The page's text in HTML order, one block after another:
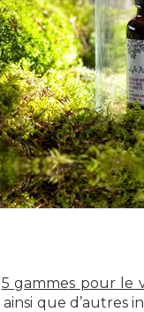
5 gammes pour le
ainsi que d’autres